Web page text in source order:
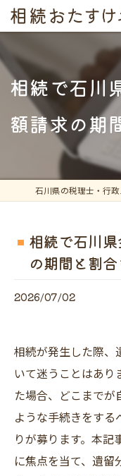
相続で石川
額請求の期
石川県
相続で石川
の期間と割
2026/07/02
相続が発生した際、
いて迷うことはあり
た場合、どこまでが
ような手続きをする
りが募ります。本記
に焦点を当て、遺留